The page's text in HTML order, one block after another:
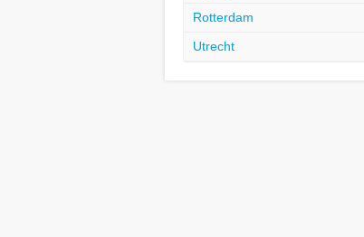
Rotterdam
Utrecht